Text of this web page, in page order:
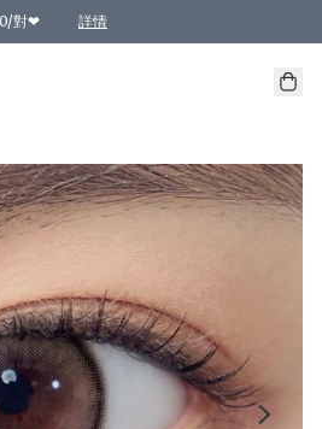
對❤ 詳情
數量有限 售完即止
數量有限 售完即止♫
買4件或以上85 折；買6件或以上8 折
；買4件HKD 260.00
；買4件HKD 360.00
；買4件HKD 180.00
；買4件HKD 320.00
148.00
148.00
；買4件或以上9 折；買6件或以上85 折；買8件
16.00；買4件或以上減HKD 32.00；買6
；買4件或以上9 折；買8件或以上85 折；買12
！（適用於 特定的送貨方式 )